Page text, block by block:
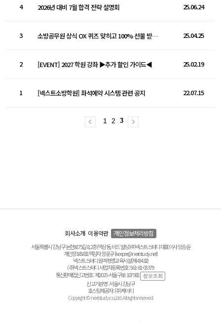
4 2026년 대비 7월 합격 전략 설명회 25.06.24
3 소방공무원 상식 OX 퀴즈 맞히고 100% 선물 받자 ♥ 25.04.25
2 [EVENT] 2027 학원 강좌 ▶추가 할인 가이드◀ 25.02.19
1 [넥스트소방학원] 좌석예약 시스템 관련 공지 22.07.15
1 2 3
회사소개 이용약관 개인정보처리방침
서울특별시 강남구 논현로75길 8, 2층(역삼동, 비드 빌딩) ㈜넥스트스터디 대표이사 양승윤
개인정보보호책임자 정운규 (keeper@nextstudy.net)
넥스트스터디 원격평생교육시설(제434호)
(주)넥스트스터디 사업자등록번호 : 561-81-03379
통신판매업신고번호 : 제2025-서울구로-1079호
신고기관명 : 서울시 강남구
호스팅제공자 : (주)케이티
Copyright © nextstudy.co.,Ltd. All rights reserved.